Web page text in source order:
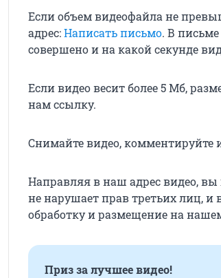
Если объем видеофайла не
адрес:Написать письмо. В
совершено и на какой секунде
Если видео весит более 5 Мб,
нам ссылку.
Снимайте видео, комментируйте
Направляя в наш адрес видео, вы
не нарушает прав третьих лиц, и
обработку и размещение на
Приз за лучшее видео!